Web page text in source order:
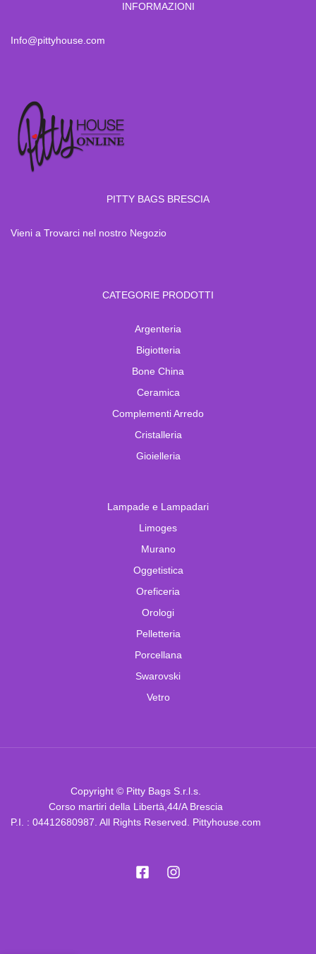
INFORMAZIONI
Info@pittyhouse.com
PITTY BAGS BRESCIA
Vieni a Trovarci nel nostro Negozio
CATEGORIE PRODOTTI
Argenteria
Bigiotteria
Bone China
Ceramica
Complementi Arredo
Cristalleria
Gioielleria
Lampade e Lampadari
Limoges
Murano
Oggetistica
Oreficeria
Orologi
Pelletteria
Porcellana
Swarovski
Vetro
Copyright © Pitty Bags S.r.l.s.
Corso martiri della Libertà,44/A Brescia
P.I. : 04412680987. All Rights Reserved. Pittyhouse.com